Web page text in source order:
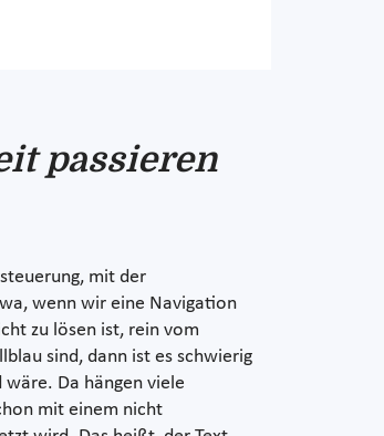
passieren
mit der
wenn wir eine Navigation
zu lösen ist, rein vom
sind, dann ist es schwierig
wäre. Da hängen viele
mit einem nicht